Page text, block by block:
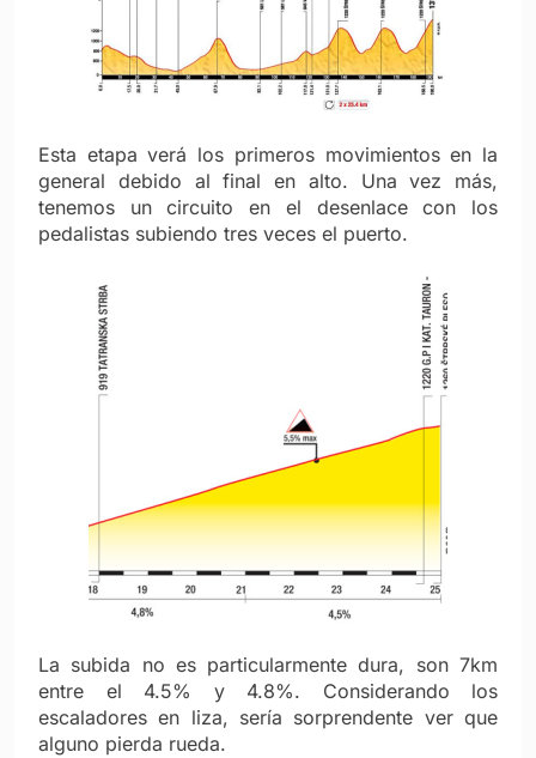
Esta etapa verá los primeros movimientos en la
general debido al final en alto. Una vez más,
tenemos un circuito en el desenlace con los
pedalistas subiendo tres veces el puerto.
La subida no es particularmente dura, son 7km
entre el 4.5% y 4.8%. Considerando los
escaladores en liza, sería sorprendente ver que
alguno pierda rueda.